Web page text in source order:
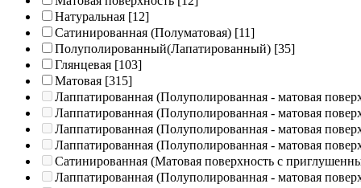
Натуральная [12]
Сатинированная (Полуматовая) [11]
Полуполированный(Лапатированный) [35]
Глянцевая [103]
Матовая [315]
Лаппатированная (Полуполированная - матовая
Лаппатированная (Полуполированная - матовая
Лаппатированная (Полуполированная - матовая
Лаппатированная (Полуполированная - матовая
Сатинированная (Матовая поверхность с
Лаппатированная (Полуполированная - матовая